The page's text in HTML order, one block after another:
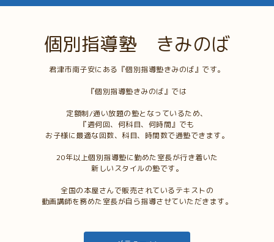
個別指導塾 きみのば
君津市南子安にある『個別指導塾きみのば』です。
『個別指導塾きみのば』では
定額制/通い放題の塾となっているため、
『週何回、何科目、何時間』でも
お子様に最適な回数、科目、時間数で通塾できます。
20年以上個別指導塾に勤めた室長が行き着いた
新しいスタイルの塾です。
全国の本屋さんで販売されているテキストの
動画講師を務めた室長が自ら指導させていただきます。